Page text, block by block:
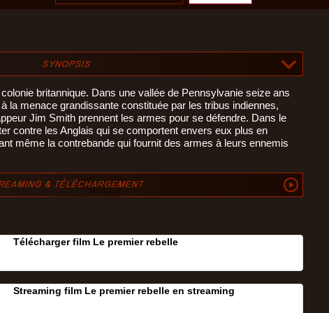
colonie britannique. Dans une vallée de Pennsylvanie seize ans
la menace grandissante constituée par les tribus indiennes,
Jim Smith prennent les armes pour se défendre. Dans le
contre les Anglais qui se comportent envers eux plus en
même la contrebande qui fournit des armes à leurs ennemis
Télécharger film Le premier rebelle
Streaming film Le premier rebelle en streaming